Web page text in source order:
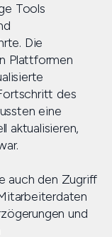
Tools
Die
Plattformen
des
eine
aktualisieren,
auch den Zugriff
und